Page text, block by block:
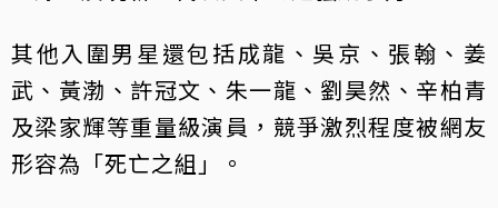
其他入圍男星還包括成龍、吳京、張翰、姜
武、黃渤、許冠文、朱一龍、劉昊然、辛柏青
及梁家輝等重量級演員，競爭激烈程度被網友
形容為「死亡之組」。